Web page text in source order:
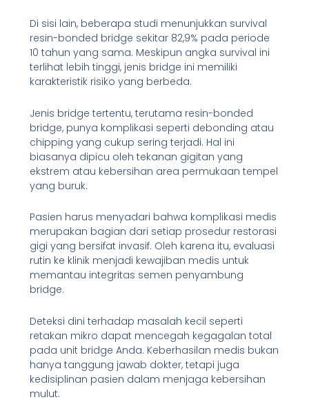
Di sisi lain, beberapa studi menunjukkan survival
resin-bonded bridge sekitar 82,9% pada periode
10 tahun yang sama. Meskipun angka survival ini
terlihat lebih tinggi, jenis bridge ini memiliki
karakteristik risiko yang berbeda.
Jenis bridge tertentu, terutama resin-bonded
bridge, punya komplikasi seperti debonding atau
chipping yang cukup sering terjadi. Hal ini
biasanya dipicu oleh tekanan gigitan yang
ekstrem atau kebersihan area permukaan tempel
yang buruk.
Pasien harus menyadari bahwa komplikasi medis
merupakan bagian dari setiap prosedur restorasi
gigi yang bersifat invasif. Oleh karena itu, evaluasi
rutin ke klinik menjadi kewajiban medis untuk
memantau integritas semen penyambung
bridge.
Deteksi dini terhadap masalah kecil seperti
retakan mikro dapat mencegah kegagalan total
pada unit bridge Anda. Keberhasilan medis bukan
hanya tanggung jawab dokter, tetapi juga
kedisiplinan pasien dalam menjaga kebersihan
mulut.